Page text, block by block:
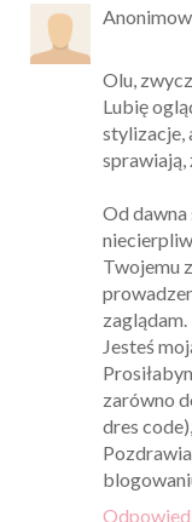
Olu,
Lubię
stylizacje,
sprawiają,
Od dawna
Twojemu
zaglądam.
Jesteś
zarówno
dres